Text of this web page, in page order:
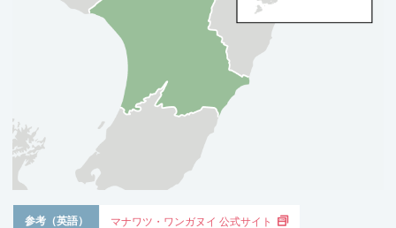
参考（英語） マナワツ・ワンガヌイ 公式サイト